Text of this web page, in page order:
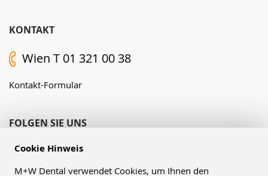
Cookie Hinweis
M+W Dental verwendet Cookies, um Ihnen den
KONTAKT
Wien T 01 321 00 38
Kontakt-Formular
FOLGEN SIE UNS